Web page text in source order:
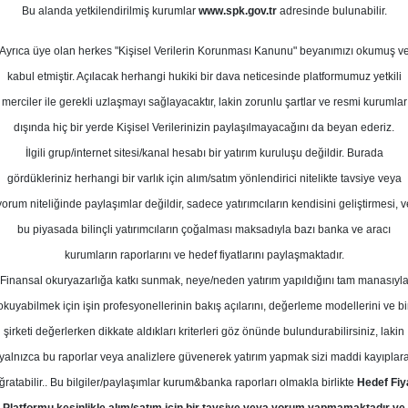
Potansiyeli
Kurum Sayısı
2
1
Salı, 04 Şubat 2025
AVPGY Hedef Fiyat
AVPGY-Avrupakent GYO için hedef
yükseltti, tavsiyesini "endeks
Bu alanda yetkilendirilmiş kurumlar www.spk.gov.tradresinde bulunabilir.
Ayrıca üye olan herkes "Kişisel Verilerin Korunması Kanunu" beyanımızı okumuş ve
kabul etmiştir. Açılacak herhangi hukiki bir dava neticesinde platformumuz yetkili
merciler ile gerekli uzlaşmayı sağlayacaktır, lakin zorunlu şartlar ve resmi kurumlar
dışında hiç bir yerde Kişisel Verilerinizin paylaşılmayacağını da beyan ederiz.
İlgili grup/internet sitesi/kanal hesabı bir yatırım kuruluşu değildir. Burada
gördükleriniz herhangi bir varlık için alım/satım yönlendirici nitelikte tavsiye veya
niteliğinde paylaşımlar değildir, sadece yatırımcıların kendisini geliştirmesi,
bu piyasada bilinçli yatırımcıların çoğalması maksadıyla bazı banka ve aracı
kurumların raporlarını ve hedef fiyatlarını paylaşmaktadır.
Finansal okuryazarlığa katkı sunmak, neye/neden yatırım yapıldığını tam manasıyla
için işin profesyonellerinin bakış açılarını, değerleme modellerini ve
şirketi değerlerken dikkate aldıkları kriterleri göz önünde bulundurabilirsiniz, lakin
yalnızca bu raporlar veya analizlere güvenerek yatırım yapmak sizi maddi
Bu bilgiler/paylaşımlar kurum&banka raporları olmakla birlikte Hedef